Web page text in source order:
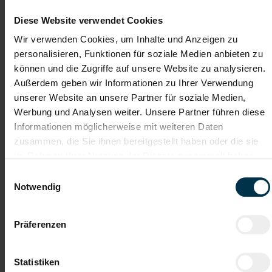
Diese Website verwendet Cookies
Wir verwenden Cookies, um Inhalte und Anzeigen zu
personalisieren, Funktionen für soziale Medien anbieten zu
können und die Zugriffe auf unsere Website zu analysieren.
Außerdem geben wir Informationen zu Ihrer Verwendung
unserer Website an unsere Partner für soziale Medien,
Werbung und Analysen weiter. Unsere Partner führen diese
Informationen möglicherweise mit weiteren Daten
zusammen, die Sie ihnen bereitgestellt haben oder die sie
Notwendig
Präferenzen
Statistiken
Details zu diesem Job anzeigen
Metallbauer:in /
Montagearbeiter:in Völkermarkt
Völkermarkt, Kärnten
Vollzeit